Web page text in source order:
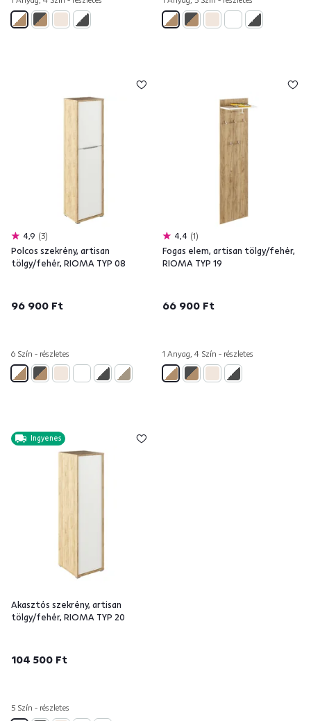
4,9 3
Polcos szekrény, artisan
tölgy/fehér, RIOMA TYP 08
96 900 Ft
6 Szín - részletes
4,4 1
Fogas elem, artisan tölgy/fehér,
RIOMA TYP 19
66 900 Ft
1 Anyag, 4 Szín - részletes
Ingyenes
Akasztós szekrény, artisan
tölgy/fehér, RIOMA TYP 20
104 500 Ft
5 Szín - részletes